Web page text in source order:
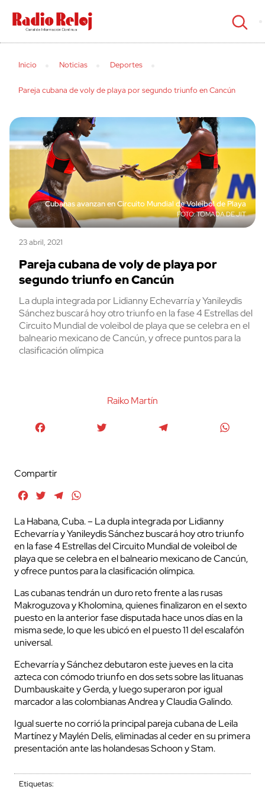
cerrar
Inicio Noticias Deportes
Pareja cubana de voly de playa por segundo triunfo en Cancún
Cubanas avanzan en Circuito Mundial de Voleibol de Playa
TOMADA DE JIT
23 abril, 2021
Pareja cubana de voly de playa por
segundo triunfo en Cancún
La dupla integrada por Lidianny Echevarría y Yanileydis
Sánchez buscará hoy otro triunfo en la fase 4 Estrellas del
Circuito Mundial de voleibol de playa que se celebra en el
balneario mexicano de Cancún, y ofrece puntos para la
clasificación olímpica
Raiko Martín
Compartir
FacebookTwitterTelegram
La Habana, Cuba. – La dupla integrada por Lidianny
Echevarría y Yanileydis Sánchez buscará hoy otro triunfo
en la fase 4 Estrellas del Circuito Mundial de voleibol de
playa que se celebra en el balneario mexicano de Cancún,
y ofrece puntos para la clasificación olímpica.
Las cubanas tendrán un duro reto frente a las rusas
Makroguzova y Kholomina, quienes finalizaron en el sexto
puesto en la anterior fase disputada hace unos días en la
misma sede, lo que les ubicó en el puesto 11 del escalafón
universal.
Echevarría y Sánchez debutaron este jueves en la cita
azteca con cómodo triunfo en dos sets sobre las lituanas
Dumbauskaite y Gerda, y luego superaron por igual
marcador a las colombianas Andrea y Claudia Galindo.
Igual suerte no corrió la principal pareja cubana de Leila
Martínez y Maylén Delís, eliminadas al ceder en su primera
presentación ante las holandesas Schoon y Stam.
Etiquetas: